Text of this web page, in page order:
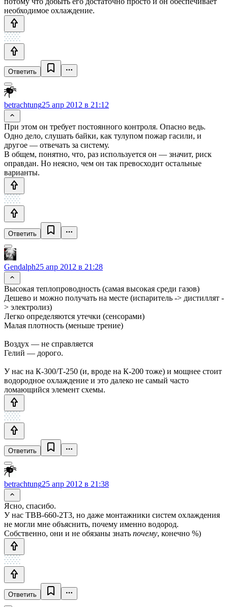
необходимое охлаждение.
Ответить
betrachtung25 апр 2012 в 21:12
При этом он требует постоянного контроля. Опасно ведь.
Одно дело, слушать байки, как тулупом пожар гасили, и
другое — отвечать за систему.
В общем, понятно, что, раз используется он — значит, риск
оправдан. Но неясно, чем он так превосходит остальные
варианты.
Ответить
Gendalph25 апр 2012 в 21:28
Высокая теплопроводность (самая высокая среди газов)
Дешево и можно получать на месте (испаритель -> дистиллят -
> электролиз)
Легко определяются утечки (сенсорами)
Малая плотность (меньше трение)
Воздух — не справляется
Гелий — дорого.
У нас на К-300/Т-250 (и, вроде на К-200 тоже) и мощнее стоит
водородное охлаждение и это далеко не самый часто
ломающийся элемент схемы.
Ответить
betrachtung25 апр 2012 в 21:38
Ясно, спасибо.
У нас ТВВ-660-2Т3, но даже монтажники систем охлаждения
не могли мне объяснить, почему именно водород.
Собственно, они и не обязаны знать почему, конечно %)
Ответить